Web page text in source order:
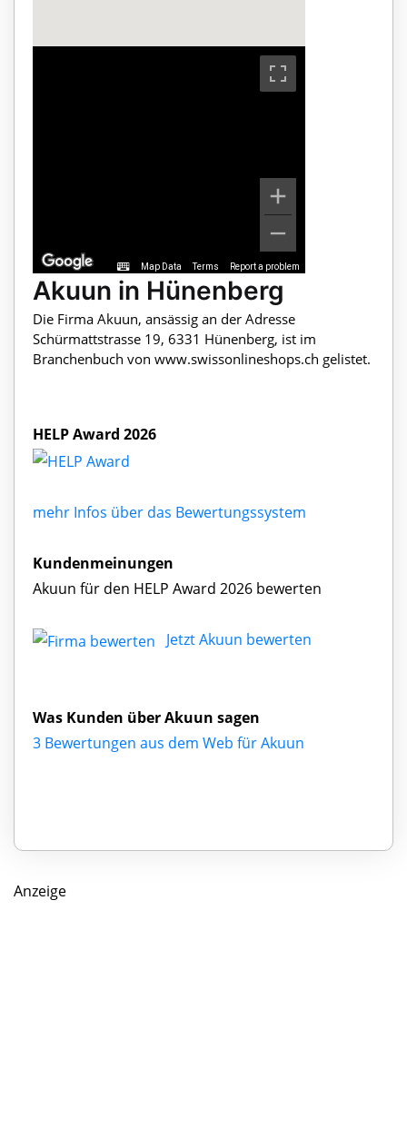
Map Data Terms Report a problem
Akuun in Hünenberg
Die Firma Akuun, ansässig an der Adresse
Schürmattstrasse 19, 6331 Hünenberg, ist im
Branchenbuch von www.swissonlineshops.ch gelistet.
HELP Award 2026
mehr Infos über das Bewertungssystem
Kundenmeinungen
Akuun für den HELP Award 2026 bewerten
Jetzt Akuun bewerten
Was Kunden über Akuun sagen
3 Bewertungen aus dem Web für Akuun
Anzeige